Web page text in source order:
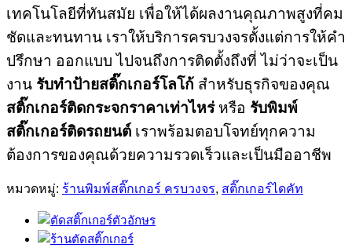
เทคโนโลยีที่ทันสมัย เพื่อให้ได้ผลงานคุณภาพสูงที่คม
ชัดและทนทาน เราให้บริการครบวงจรตั้งแต่การให้คำ
ปรึกษา ออกแบบ ไปจนถึงการติดตั้งถึงที่ ไม่ว่าจะเป็น
งาน รับทำป้ายสติ๊กเกอร์โลโก้ สำหรับธุรกิจของคุณ
สติ๊กเกอร์ติดกระจกราคาเท่าไหร่หรือ รับพิมพ์
สติ๊กเกอร์ติดรถยนต์ เราพร้อมตอบโจทย์ทุกความ
ต้องการของคุณด้วยความรวดเร็วและเป็นมืออาชีพ
หมวดหมู่: ร้านพิมพ์สติ๊กเกอร์ ครบวงจร, สติ๊กเกอร์ไดคัท